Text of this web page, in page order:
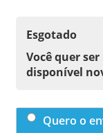
Esgotado
Você quer
disponível
Quero o